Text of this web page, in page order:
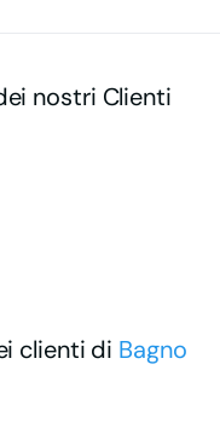
nostri Clienti
clienti di Bagno